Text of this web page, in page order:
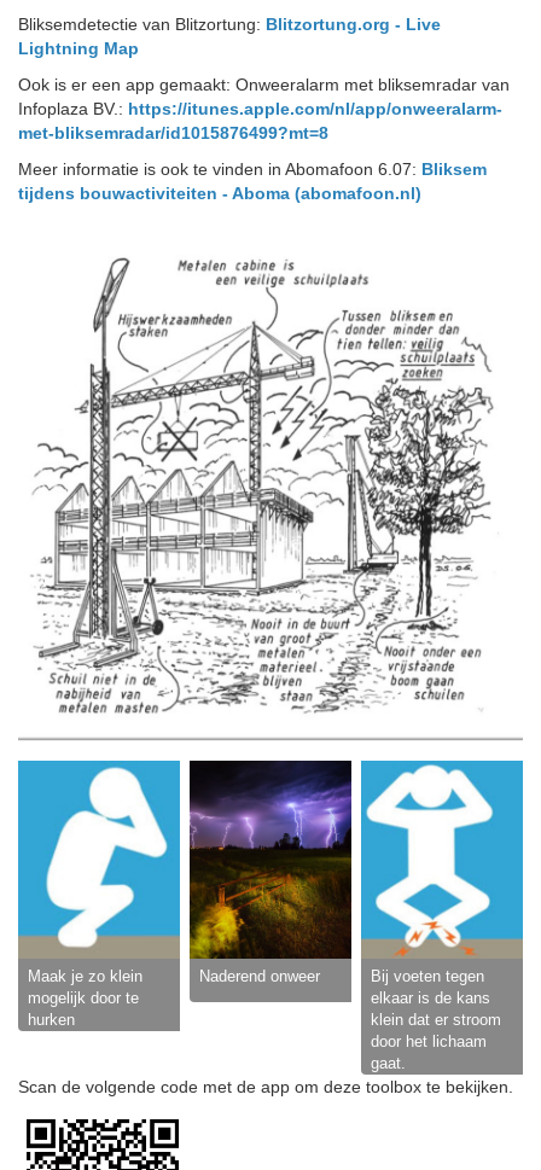
Bliksemdetectie van Blitzortung: Blitzortung.org - Live
Lightning Map
Ook is er een app gemaakt: Onweeralarm met bliksemradar van
Infoplaza BV.: https://itunes.apple.com/nl/app/onweeralarm-
met-bliksemradar/id1015876499?mt=8
Meer informatie is ook te vinden in Abomafoon 6.07: Bliksem
tijdens bouwactiviteiten - Aboma (abomafoon.nl)
Maak je zo klein
mogelijk door te
hurken
Naderend onweer
Bij voeten tegen
elkaar is de kans
klein dat er stroom
door het lichaam
gaat.
Scan de volgende code met de app om deze toolbox te bekijken.